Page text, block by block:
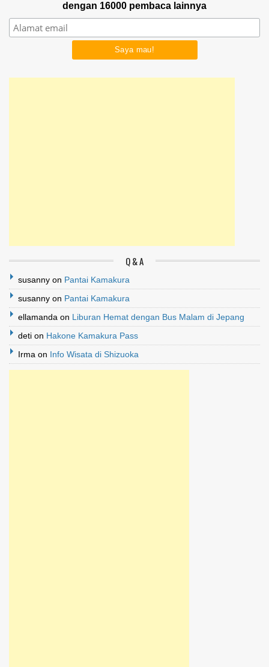
dengan 16000 pembaca lainnya
Q & A
susanny on Pantai Kamakura
susanny on Pantai Kamakura
ellamanda on Liburan Hemat dengan Bus Malam di Jepang
deti on Hakone Kamakura Pass
Irma on Info Wisata di Shizuoka